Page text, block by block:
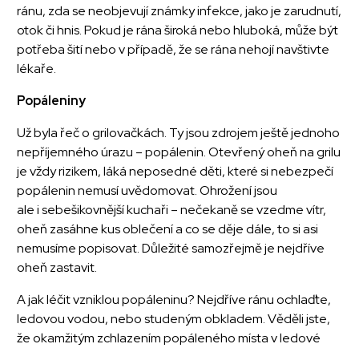
ránu, zda se neobjevují známky infekce, jako je zarudnutí,
otok či hnis. Pokud je rána široká nebo hluboká, může být
potřeba šití nebo v případě, že se rána nehojí navštivte
lékaře.
Popáleniny
Už byla řeč o grilovačkách. Ty jsou zdrojem ještě jednoho
nepříjemného úrazu – popálenin. Otevřený oheň na grilu
je vždy rizikem, láká neposedné děti, které si nebezpečí
popálenin nemusí uvědomovat. Ohrožení jsou
ale i sebešikovnější kuchaři – nečekaně se vzedme vítr,
oheň zasáhne kus oblečení a co se děje dále, to si asi
nemusíme popisovat. Důležité samozřejmě je nejdříve
oheň zastavit.
A jak léčit vzniklou popáleninu? Nejdříve ránu ochlaďte,
ledovou vodou, nebo studeným obkladem. Věděli jste,
že okamžitým zchlazením popáleného místa v ledové